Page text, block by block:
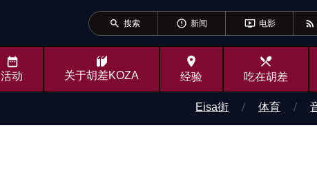
search 搜索 error_outline 新闻 ondemand_video 电影 rss_feed
活动 关于胡差KOZA
place
经验
local_dining
吃在胡差
Eisa街 体育